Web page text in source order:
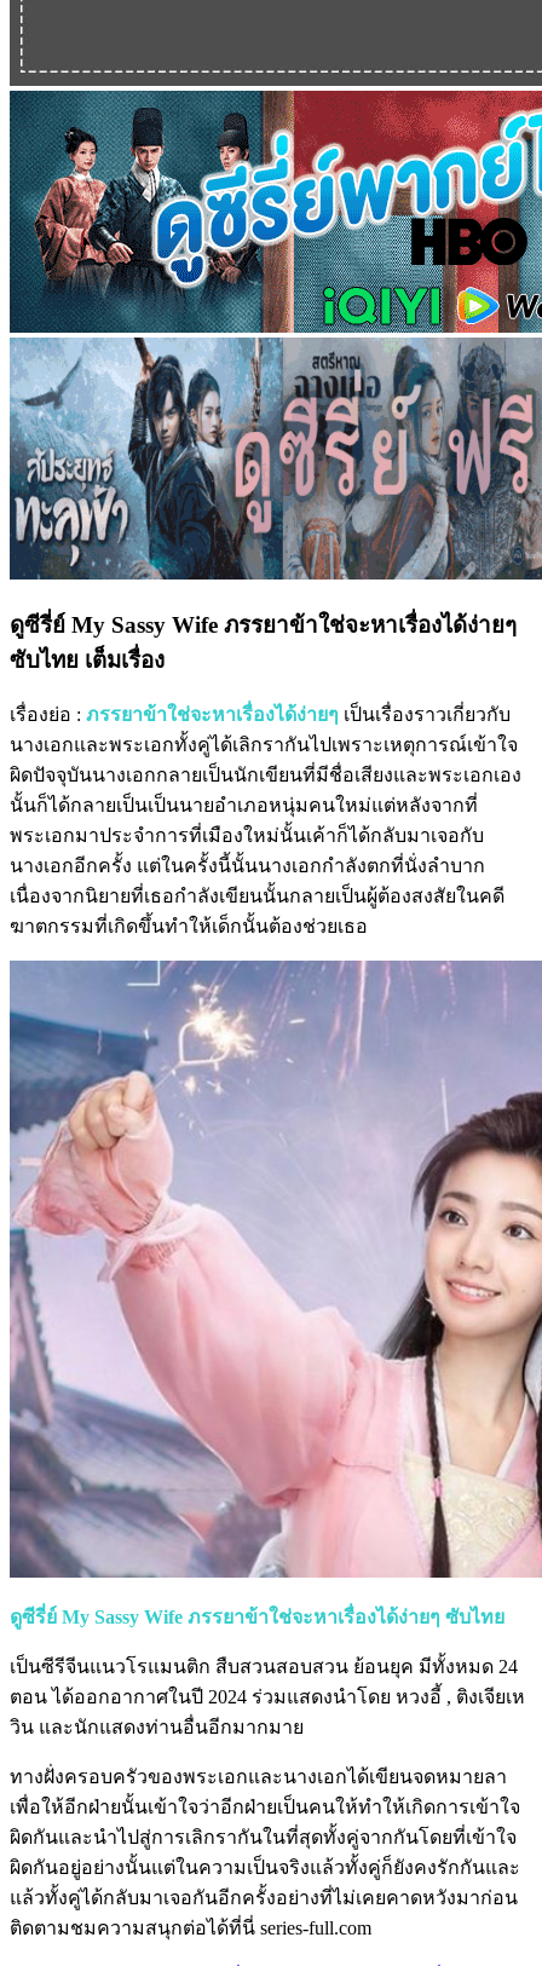
ดูซีรี่ย์ My Sassy Wife ภรรยาข้าใช่จะหาเรื่องได้ง่ายๆ
ซับไทย เต็มเรื่อง
เรื่องย่อ : ภรรยาข้าใช่จะหาเรื่องได้ง่ายๆ เป็นเรื่องราวเกี่ยวกับ
นางเอกและพระเอกทั้งคู่ได้เลิกรากันไปเพราะเหตุการณ์เข้าใจ
ผิดปัจจุบันนางเอกกลายเป็นนักเขียนที่มีชื่อเสียงและพระเอกเอง
นั้นก็ได้กลายเป็นเป็นนายอำเภอหนุ่มคนใหม่แต่หลังจากที่
พระเอกมาประจำการที่เมืองใหม่นั้นเค้าก็ได้กลับมาเจอกับ
นางเอกอีกครั้ง แต่ในครั้งนี้นั้นนางเอกกำลังตกที่นั่งลำบาก
เนื่องจากนิยายที่เธอกำลังเขียนนั้นกลายเป็นผู้ต้องสงสัยในคดี
ฆาตกรรมที่เกิดขึ้นทำให้เด็กนั้นต้องช่วยเธอ
ดูซีรี่ย์ My Sassy Wife ภรรยาข้าใช่จะหาเรื่องได้ง่ายๆ ซับไทย
เป็นซีรีจีนแนวโรแมนติก สืบสวนสอบสวน ย้อนยุค มีทั้งหมด 24
ตอน ได้ออกอากาศในปี 2024 ร่วมแสดงนำโดย หวงอี้ , ติงเจียเห
วิน และนักแสดงท่านอื่นอีกมากมาย
ทางฝั่งครอบครัวของพระเอกและนางเอกได้เขียนจดหมายลา
เพื่อให้อีกฝ่ายนั้นเข้าใจว่าอีกฝ่ายเป็นคนให้ทำให้เกิดการเข้าใจ
ผิดกันและนำไปสู่การเลิกรากันในที่สุดทั้งคู่จากกันโดยที่เข้าใจ
ผิดกันอยู่อย่างนั้นแต่ในความเป็นจริงแล้วทั้งคู่ก็ยังคงรักกันและ
แล้วทั้งคู่ได้กลับมาเจอกันอีกครั้งอย่างที่ไม่เคยคาดหวังมาก่อน
ติดตามชมความสนุกต่อได้ที่นี่ series-full.com